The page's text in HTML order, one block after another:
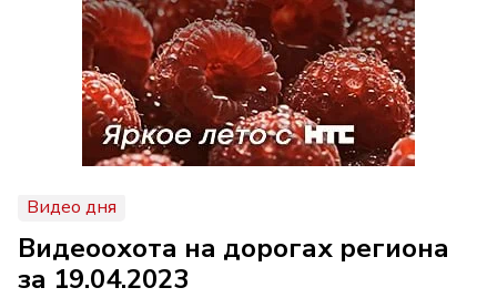
Видео дня
Видеоохота на дорогах региона
за 19.04.2023